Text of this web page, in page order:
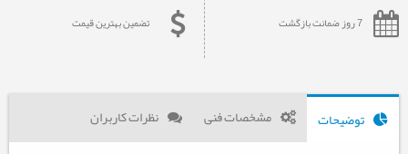
7 روز ضمانت بازگشت تضمین بهترین قیمت
توضیحات مشخصات فنی نظرات کاربران